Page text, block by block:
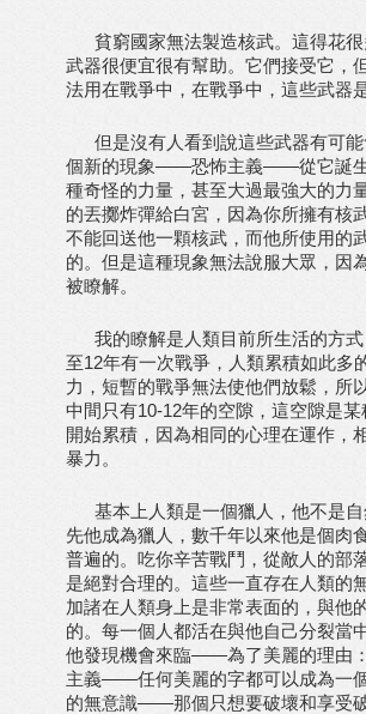
貧窮國家無法製造核武。這得花很
武器很便宜很有幫助。它們接受它，
法用在戰爭中，在戰爭中，這些武器
但是沒有人看到說這些武器有可能
個新的現象——恐怖主義——從它誕
種奇怪的力量，甚至大過最強大的力
的丟擲炸彈給白宮，因為你所擁有核
不能回送他一顆核武，而他所使用的
的。但是這種現象無法說服大眾，因
被瞭解。
我的瞭解是人類目前所生活的方式
至12年有一次戰爭，人類累積如此多
力，短暫的戰爭無法使他們放鬆，所
中間只有10-12年的空隙，這空隙是
開始累積，因為相同的心理在運作，
暴力。
基本上人類是一個獵人，他不是自
先他成為獵人，數千年以來他是個肉
普遍的。吃你辛苦戰鬥，從敵人的部
是絕對合理的。這些一直存在人類的
加諸在人類身上是非常表面的，與他
的。每一個人都活在與他自己分裂當
他發現機會來臨——為了美麗的理由
主義——任何美麗的字都可以成為一
的無意識——那個只想要破壞和享受破